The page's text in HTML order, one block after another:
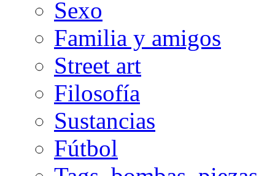
Sexo
Familia y amigos
Street art
Filosofía
Sustancias
Fútbol